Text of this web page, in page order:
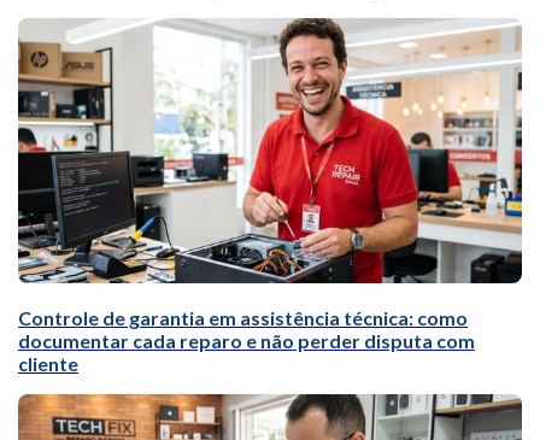
Controle de garantia em assistência técnica: como
documentar cada reparo e não perder disputa com
cliente